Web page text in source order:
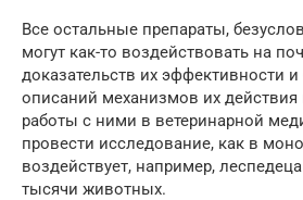
Все остальные препараты,
могут как-то воздействовать на
доказательств их эффективности
описаний механизмов их действия
работы с ними в ветеринарной
провести исследование, как в
воздействует, например,
тысячи животных.